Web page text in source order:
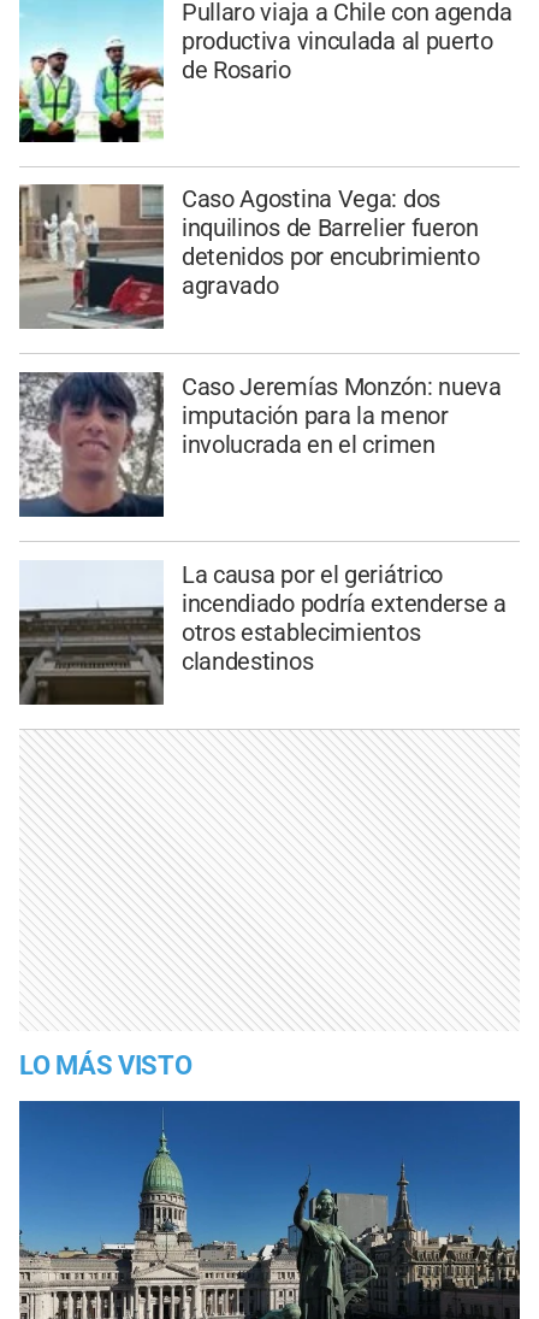
Pullaro viaja a Chile con agenda
productiva vinculada al puerto
de Rosario
Caso Agostina Vega: dos
inquilinos de Barrelier fueron
detenidos por encubrimiento
agravado
Caso Jeremías Monzón: nueva
imputación para la menor
involucrada en el crimen
La causa por el geriátrico
incendiado podría extenderse a
otros establecimientos
clandestinos
LO MÁS VISTO